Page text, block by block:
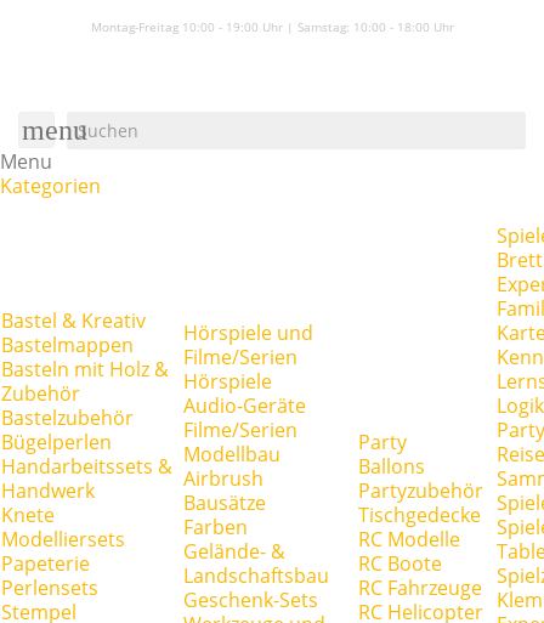
Montag-Freitag 10:00 - 19:00 Uhr | Samstag: 10:00 - 18:00 Uhr
menu
Menu
Kategorien
Bastel & Kreativ
Bastelmappen
Basteln mit Holz &
Zubehör
Bastelzubehör
Bügelperlen
Handarbeitssets &
Handwerk
Knete
Modelliersets
Papeterie
Perlensets
Stempel
Hörspiele und
Filme/Serien
Hörspiele
Audio-Geräte
Filme/Serien
Modellbau
Airbrush
Bausätze
Farben
Gelände- &
Landschaftsbau
Geschenk-Sets
Party
Ballons
Partyzubehör
Tischgedecke
RC Modelle
RC Boote
RC Fahrzeuge
RC Helicopter